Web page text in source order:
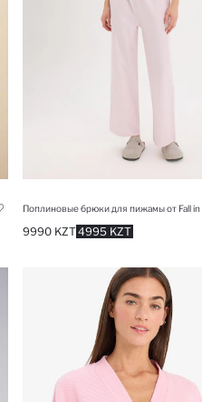
4995 KZT
9990 KZT